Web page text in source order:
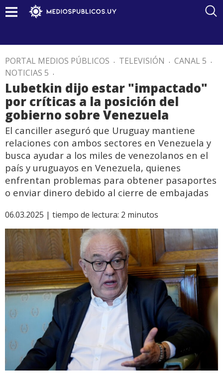
PORTAL MEDIOS PÚBLICOS . TELEVISIÓN . CANAL 5 .
NOTICIAS 5 .
Lubetkin dijo estar "impactado"
por críticas a la posición del
gobierno sobre Venezuela
El canciller aseguró que Uruguay mantiene
relaciones con ambos sectores en Venezuela y
busca ayudar a los miles de venezolanos en el
país y uruguayos en Venezuela, quienes
enfrentan problemas para obtener pasaportes
o enviar dinero debido al cierre de embajadas
06.03.2025 | tiempo de lectura: 2 minutos